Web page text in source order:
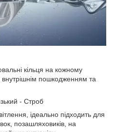
кiльця на кожному
пошкодженням та
- Строб
ідеально підходить для
позашляховикiв, на